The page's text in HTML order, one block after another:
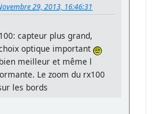
29, 2013, 16:46:31
capteur plus grand,
optique important
meilleur et même l
Le zoom du rx100
les bords